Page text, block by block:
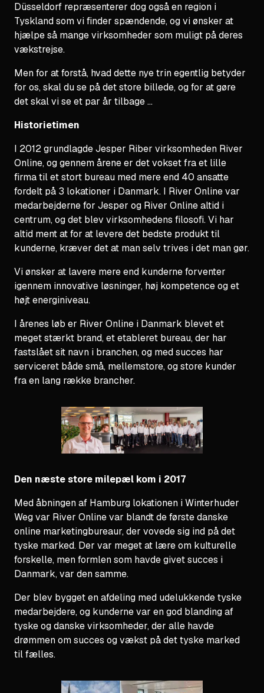
Düsseldorf repræsenterer dog også en region i
Tyskland som vi finder spændende, og vi ønsker at
hjælpe så mange virksomheder som muligt på deres
vækstrejse.
Men for at forstå, hvad dette nye trin egentlig betyder
for os, skal du se på det store billede, og for at gøre
det skal vi se et par år tilbage ...
Historietimen
I 2012 grundlagde Jesper Riber virksomheden River
Online, og gennem årene er det vokset fra et lille
firma til et stort bureau med mere end 40 ansatte
fordelt på 3 lokationer i Danmark. I River Online var
medarbejderne for Jesper og River Online altid i
centrum, og det blev virksomhedens filosofi. Vi har
altid ment at for at levere det bedste produkt til
kunderne, kræver det at man selv trives i det man gør.
Vi ønsker at lavere mere end kunderne forventer
igennem innovative løsninger, høj kompetence og et
højt energiniveau.
I årenes løb er River Online i Danmark blevet et
meget stærkt brand, et etableret bureau, der har
fastslået sit navn i branchen, og med succes har
serviceret både små, mellemstore, og store kunder
fra en lang række brancher.
Den næste store milepæl kom i 2017
Med åbningen af ​​Hamburg lokationen i Winterhuder
Weg var River Online var blandt de første danske
online marketingbureaur, der vovede sig ind på det
tyske marked. Der var meget at lære om kulturelle
forskelle, men formlen som havde givet succes i
Danmark, var den samme.
Der blev bygget en afdeling med udelukkende tyske
medarbejdere, og kunderne var en god blanding af
tyske og danske virksomheder, der alle havde
drømmen om succes og vækst på det tyske marked
til fælles.